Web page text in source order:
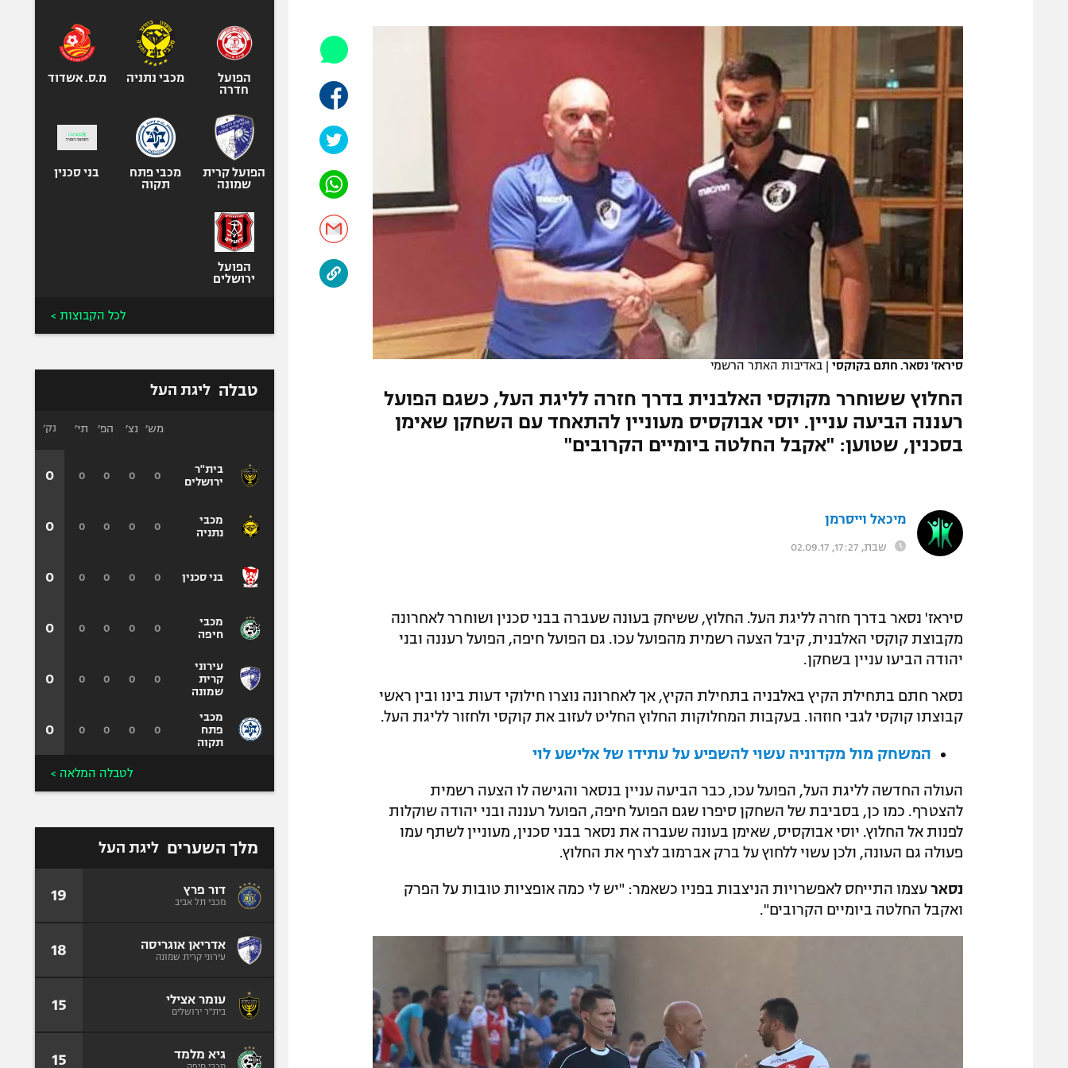
תקנון משתתפים וזוכים בפרסים
תקנון עבור פעילות ספורט 1 – "מרלן"
גיימינג E-Sports
תנאי שימוש
מדיניות פרטיות
תקנון פעילות ספורט 1
רשיון להקרנה פומבית לבית עסק
לוח דרושים – ג'ובנט
תגיות
המגזין
הפועל תל אביב
הפועל חיפה
הפועל באר שבע
מכבי נתניה
בני יהודה
ליגה סינית
ליגות נוספות
אופניים
ספורט מוטורי
כדורמים
בייסבול MLB
ספורט אתגרי
אומנויות לחימה
סיראז' נסאר. חתם בקוקסי | באדיבות האתר הרשמי
החלוץ ששוחרר מקוקסי האלבנית בדרך חזרה לליגת העל, כשגם הפועל
רעננה הביעה עניין. יוסי אבוקסיס מעוניין להתאחד עם השחקן שאימן
בסכנין, שטוען: "אקבל החלטה ביומיים הקרובים"
מיכאל וייסרמן
שבת, 17:27, 02.09.17
סיראז' נסאר בדרך חזרה לליגת העל. החלוץ, ששיחק בעונה שעברה בבני סכנין ושוחרר לאחרונה
מקבוצת קוקסי האלבנית, קיבל הצעה רשמית מהפועל עכו. גם הפועל חיפה, הפועל רעננה ובני
יהודה הביעו עניין בשחקן.
נסאר חתם בתחילת הקיץ באלבניה בתחילת הקיץ, אך לאחרונה נוצרו חילוקי דעות בינו ובין ראשי
קבוצתו קוקסי לגבי חוזהו. בעקבות המחלוקות החלוץ החליט לעזוב את קוקסי ולחזור לליגת העל.
המשחק מול מקדוניה עשוי להשפיע על עתידו של אלישע לוי
העולה החדשה לליגת העל, הפועל עכו, כבר הביעה עניין בנסאר והגישה לו הצעה רשמית
להצטרף. כמו כן, בסביבת של השחקן סיפרו שגם הפועל חיפה, הפועל רעננה ובני יהודה שוקלות
לפנות אל החלוץ. יוסי אבוקסיס, שאימן בעונה שעברה את נסאר בבני סכנין, מעוניין לשתף עמו
פעולה גם העונה, ולכן עשוי ללחוץ על ברק אברמוב לצרף את החלוץ.
נסאר עצמו התייחס לאפשרויות הניצבות בפניו כשאמר: "יש לי כמה אופציות טובות על הפרק
ואקבל החלטה ביומיים הקרובים".
הפועל
חדרה
מכבי נתניה מ.ס. אשדוד
הפועל קרית
שמונה
מכבי פתח
תקוה
בני סכנין
הפועל
ירושלים
לכל הקבוצות >
טבלה ליגת העל
בית"ר
ירושלים
מכבי
נתניה
בני סכנין
מכבי
חיפה
עירוני
קרית
שמונה
מכבי
פתח
תקוה
מש׳ נצ׳ הפ׳ תי׳
0
0
0
0
0
0
0
0
0
0
0
0
0
0
0
0
0
0
0
0
0
0
0
0
נק׳
0
0
0
0
0
0
לטבלה המלאה >
מלך השערים ליגת העל
דור פרץ
מכבי תל אביב 19
אדריאן אוגריסה
עירוני קרית שמונה 18
עומר אצילי
בית"ר ירושלים 15
גיא מלמד
מכבי חיפה 15